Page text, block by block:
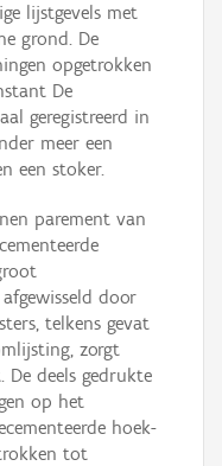
lijstgevels met
grond. De
opgetrokken
De
geregistreerd in
meer een
een stoker.
parement van
door
telkens gevat
zorgt
De deels gedrukte
op het
hoek-
tot